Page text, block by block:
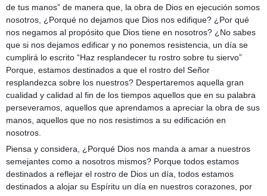
de tus manos” de manera que, la obra de Dios en ejecución somos
nosotros, ¿Porqué no dejamos que Dios nos edifique? ¿Por qué
nos negamos al propósito que Dios tiene en nosotros? ¿No sabes
que si nos dejamos edificar y no ponemos resistencia, un día se
cumplirá lo escrito “Haz resplandecer tu rostro sobre tu siervo”
Porque, estamos destinados a que el rostro del Señor
resplandezca sobre los nuestros? Despertaremos aquella gran
cualidad y calidad al fin de los tiempos aquellos que en su palabra
perseveramos, aquellos que aprendamos a apreciar la obra de sus
manos, aquellos que no nos resistimos a su edificación en
nosotros.
Piensa y considera, ¿Porqué Dios nos manda a amar a nuestros
semejantes como a nosotros mismos? Porque todos estamos
destinados a reflejar el rostro de Dios un día, todos estamos
destinados a alojar su Espíritu un día en nuestros corazones, por